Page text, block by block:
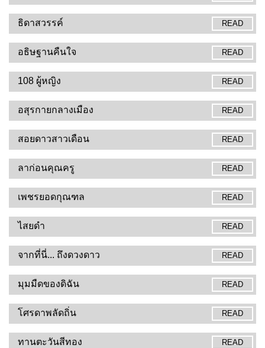
READ
ธิดาสวรรค์
READ
อธิษฐานคืนใจ
READ
108 ผู้หญิง
READ
อสุรกายกลางเมือง
READ
สอยดาวสาวเดือน
READ
ลาก่อนคุณครู
READ
เพชรยอดกุณฑล
READ
ไสยดำ
READ
จากที่นี่... ถึงดวงดาว
READ
มุมมืดของดิฉัน
READ
โศรดาพลัดถิ่น
READ
ทานตะวันสีทอง